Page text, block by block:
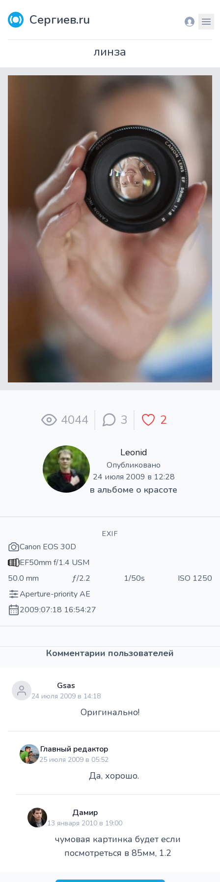
Сергиев.ru Вход
линза
4044 3 2
Leonid
Опубликовано
24 июля 2009 в 12:28
в альбоме о красоте
EXIF
Canon EOS 30D
EF50mm f/1.4 USM
50.0 mm
ƒ/2.2 1/50s
ISO 1250
Aperture-priority AE
2009:07:18 16:54:27
Комментарии пользователей
Gsas
24 июля 2009 в 14:18
Оригинально!
Главный редактор
25 июля 2009 в 05:52
Да, хорошо.
Дамир
13 января 2010 в 19:00
чумовая картинка будет если
посмотреться в 85мм, 1.2